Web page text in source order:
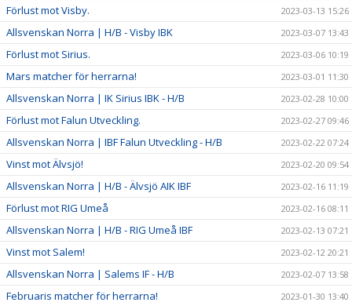
Förlust mot Visby. 2023-03-13 15:26
Allsvenskan Norra | H/B - Visby IBK 2023-03-07 13:43
Förlust mot Sirius. 2023-03-06 10:19
Mars matcher för herrarna! 2023-03-01 11:30
Allsvenskan Norra | IK Sirius IBK - H/B 2023-02-28 10:00
Förlust mot Falun Utveckling. 2023-02-27 09:46
Allsvenskan Norra | IBF Falun Utveckling - H/B 2023-02-22 07:24
Vinst mot Älvsjö! 2023-02-20 09:54
Allsvenskan Norra | H/B - Älvsjö AIK IBF 2023-02-16 11:19
Förlust mot RIG Umeå 2023-02-16 08:11
Allsvenskan Norra | H/B - RIG Umeå IBF 2023-02-13 07:21
Vinst mot Salem! 2023-02-12 20:21
Allsvenskan Norra | Salems IF - H/B 2023-02-07 13:58
Februaris matcher för herrarna! 2023-01-30 13:40